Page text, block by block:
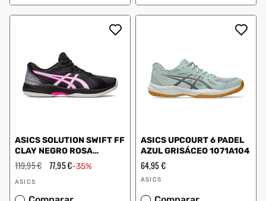
ASICS SOLUTION SWIFT FF
CLAY NEGRO ROSA
1041A299 002
Precio
habitual
119,95 € Precio
de
77,95 €-35%
Proveedor:
ASICS
ASICS UPCOURT 6 PADEL
AZUL GRISÁCEO 1071A104
Precio
habitual
64,95 €
Proveedor:
ASICS